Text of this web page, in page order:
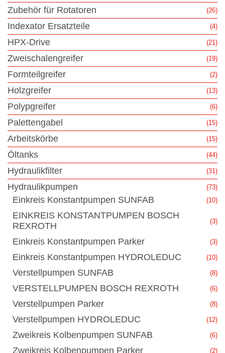
Zubehör für Rotatoren (26)
Indexator Ersatzteile (4)
HPX-Drive (21)
Zweischalengreifer (19)
Formteilgreifer (2)
Holzgreifer (13)
Polypgreifer (6)
Palettengabel (15)
Arbeitskörbe (15)
Öltanks (44)
Hydraulikfilter (31)
Hydraulikpumpen (73)
Einkreis Konstantpumpen SUNFAB (10)
EINKREIS KONSTANTPUMPEN BOSCH
REXROTH
(3)
Einkreis Konstantpumpen Parker (3)
Einkreis Konstantpumpen HYDROLEDUC (10)
Verstellpumpen SUNFAB (8)
VERSTELLPUMPEN BOSCH REXROTH (6)
Verstellpumpen Parker (8)
Verstellpumpen HYDROLEDUC (12)
Zweikreis Kolbenpumpen SUNFAB (6)
Zweikreis Kolbenpumpen Parker (2)